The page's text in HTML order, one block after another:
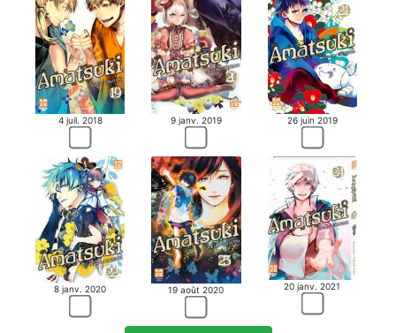
4 juil. 2018 9 janv. 2019 26 juin 2019
8 janv. 2020 19 août 2020 20 janv. 2021